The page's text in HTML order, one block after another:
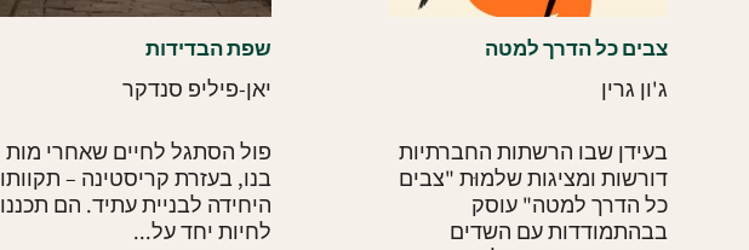
צבים כל הדרך למטה
ג'ון גרין
בעידן שבו הרשתות החברתיות
דורשות ומציגות שלמוּת "צבים
כל הדרך למטה" עוסק
בבהתמודדות עם השדים
שפת הבדידות
יאן-פיליפ סנדקר
פול הסתגל לחיים שאחרי מות
בנו, בעזרת קריסטינה – תקוותו
היחידה לבניית עתיד. הם תכננו
לחיות יחד על...